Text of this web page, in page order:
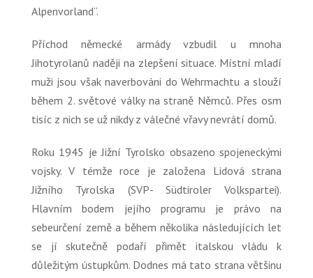
Alpenvorland“.
Příchod německé armády vzbudil u mnoha
Jihotyrolanů naději na zlepšení situace. Místní mladí
muži jsou však naverbováni do Wehrmachtu a slouží
během 2. světové války na straně Němců. Přes osm
tisíc z nich se už nikdy z válečné vřavy nevrátí domů.
Roku 1945 je Jižní Tyrolsko obsazeno spojeneckými
vojsky. V témže roce je založena Lidová strana
Jižního Tyrolska (SVP- Südtiroler Volkspartei).
Hlavním bodem jejího programu je právo na
sebeurčení země a během několika následujících let
se jí skutečně podaří přimět italskou vládu k
důležitým ústupkům. Dodnes má tato strana většinu